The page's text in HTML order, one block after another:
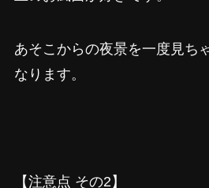
あそこからの夜景を一度見ち
なります。
【注意点 その2】